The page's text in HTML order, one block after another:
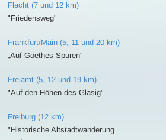
Flacht (7 und 12 km)
"Friedensweg"
Frankfurt/Main (5, 11 und 20 km)
„Auf Goethes Spuren"
Freiamt (5, 12 und 19 km)
"Auf den Höhen des Glasig"
Freiburg (12 km)
"Historische Altstadtwanderung